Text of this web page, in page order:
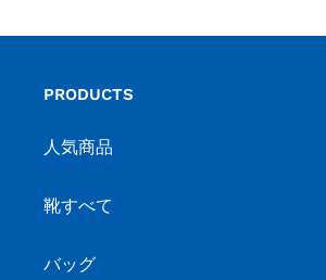
PRODUCTS
人気商品
靴すべて
バッグ